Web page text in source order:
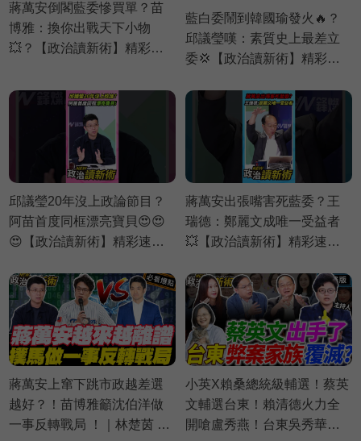
蔣萬安倒閣藍委慘買單？苗
博雅：換你出戰天下小物
💥？【政治讀新術】精彩速
藍白委鬧到韓國瑜發火🔥？
邱議瑩嘆：素質史上最差立
委💢【政治讀新術】精彩速
邱議瑩20年沒上政論節目？
阿苗首度同框漂亮寶貝😍😍
😍【政治讀新術】精彩速看
蔣萬安出張嘴害死藍委？王
瑞德：鄭麗文成唯一受益者
💥【政治讀新術】精彩速看
蔣萬安上窜下跳市政越差選
越好？！苗博雅籲沈伯洋做
一事反轉戰局 ！｜林楚茵 周
小英X賴桑總統級輔選！蔡英
文輔選台東！賴清德火力全
開嗆盧秀燕！台東吳秀華十